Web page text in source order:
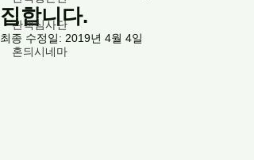
관객심사단
혼듸시네마
집합니다.
최종 수정일: 2019년 4월 4일